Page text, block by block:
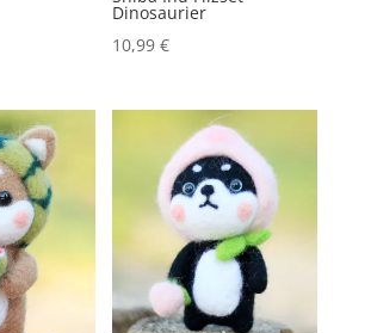
Dinosaurier
10,99€